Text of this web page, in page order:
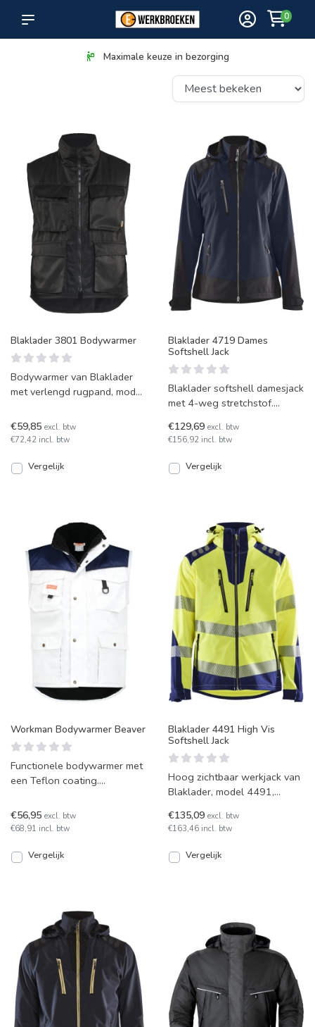
0
Maximale keuze in bezorging
Blaklader 3801 Bodywarmer
Bodywarmer van Blaklader
met verlengd rugpand, model
leverbaar!
€59,85 excl. btw
€72,42 incl. btw
Vergelijk
Blaklader 4719 Dames
Softshell Jack
Blaklader softshell damesjack
met 4-weg stretchstof.
vier kleuren en mat
€129,69 excl. btw
€156,92 incl. btw
Vergelijk
Workman Bodywarmer Beaver
Functionele bodywarmer met
een Teflon coating.
stoot vuil en olie af. Div
€56,95 excl. btw
€68,91 incl. btw
Vergelijk
Blaklader 4491 High Vis
Softshell Jack
Hoog zichtbaar werkjack van
Blaklader, model 4491,
Verkrijgbaar in maten XS
€135,09 excl. btw
€163,46 incl. btw
Vergelijk